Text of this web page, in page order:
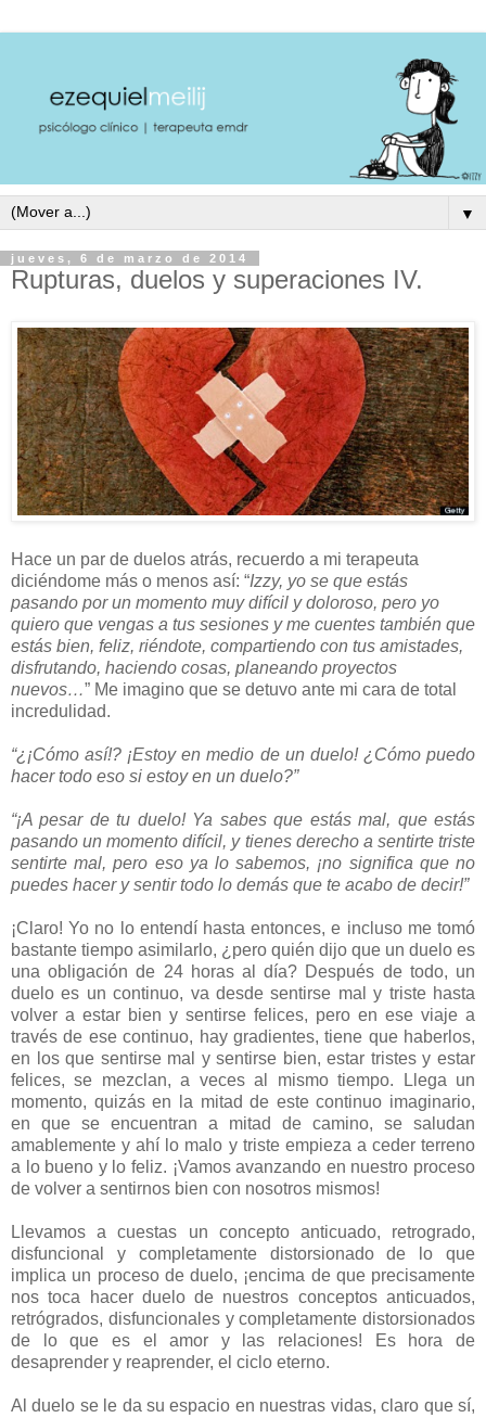
▼
jueves, 6 de marzo de 2014
Rupturas, duelos y superaciones IV.
Hace un par de duelos atrás, recuerdo a mi terapeuta
diciéndome más o menos así: “Izzy, yo se que estás
pasando por un momento muy difícil y doloroso, pero yo
quiero que vengas a tus sesiones y me cuentes también que
estás bien, feliz, riéndote, compartiendo con tus amistades,
disfrutando, haciendo cosas, planeando proyectos
nuevos…” Me imagino que se detuvo ante mi cara de total
incredulidad.
“¿¡Cómo así!? ¡Estoy en medio de un duelo! ¿Cómo puedo
hacer todo eso si estoy en un duelo?”
“¡A pesar de tu duelo! Ya sabes que estás mal, que estás
pasando un momento difícil, y tienes derecho a sentirte triste
sentirte mal, pero eso ya lo sabemos, ¡no significa que no
puedes hacer y sentir todo lo demás que te acabo de decir!”
¡Claro! Yo no lo entendí hasta entonces, e incluso me tomó
bastante tiempo asimilarlo, ¿pero quién dijo que un duelo es
una obligación de 24 horas al día? Después de todo, un
duelo es un continuo, va desde sentirse mal y triste hasta
volver a estar bien y sentirse felices, pero en ese viaje a
través de ese continuo, hay gradientes, tiene que haberlos,
en los que sentirse mal y sentirse bien, estar tristes y estar
felices, se mezclan, a veces al mismo tiempo. Llega un
momento, quizás en la mitad de este continuo imaginario,
en que se encuentran a mitad de camino, se saludan
amablemente y ahí lo malo y triste empieza a ceder terreno
a lo bueno y lo feliz. ¡Vamos avanzando en nuestro proceso
de volver a sentirnos bien con nosotros mismos!
Llevamos a cuestas un concepto anticuado, retrogrado,
disfuncional y completamente distorsionado de lo que
implica un proceso de duelo, ¡encima de que precisamente
nos toca hacer duelo de nuestros conceptos anticuados,
retrógrados, disfuncionales y completamente distorsionados
de lo que es el amor y las relaciones! Es hora de
desaprender y reaprender, el ciclo eterno.
Al duelo se le da su espacio en nuestras vidas, claro que sí,